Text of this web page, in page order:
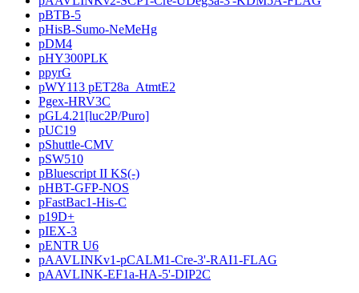
pBTB-5
pHisB-Sumo-NeMeHg
pDM4
pHY300PLK
ppyrG
pWY113 pET28a_AtmtE2
Pgex-HRV3C
pGL4.21[luc2P/Puro]
pUC19
pShuttle-CMV
pSW510
pBluescript II KS(-)
pHBT-GFP-NOS
pFastBac1-His-C
p19D+
pIEX-3
pENTR U6
pAAVLINKv1-pCALM1-Cre-3'-RAI1-FLAG
pAAVLINK-EF1a-HA-5'-DIP2C